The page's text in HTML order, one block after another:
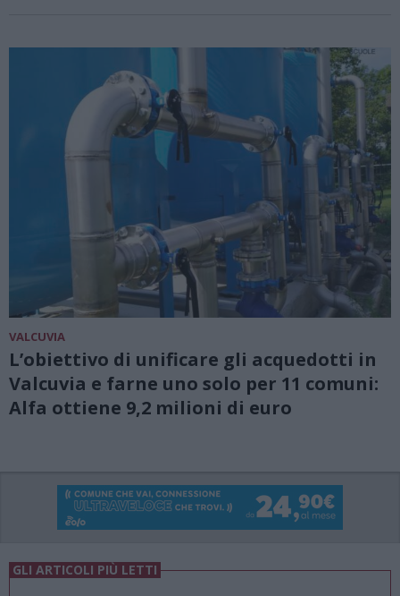
VALCUVIA
L’obiettivo di unificare gli acquedotti in
Valcuvia e farne uno solo per 11 comuni:
Alfa ottiene 9,2 milioni di euro
GLI ARTICOLI PIÙ LETTI